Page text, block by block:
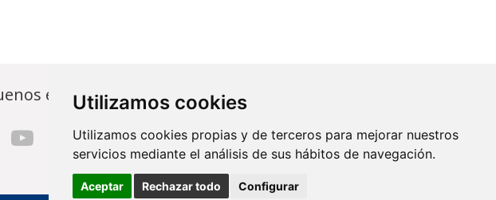
Utilizamos cookies
Utilizamos cookies propias y de terceros para mejorar nuestros
servicios mediante el análisis de sus hábitos de navegación.
Aceptar Rechazar todo Configurar
en... Contacto
Av. Monforte de Lemos, 3-5. Pabellón
11. Planta 0 28029 Madrid
info@ciberisciii.es